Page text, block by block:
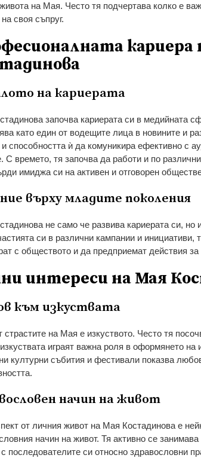
на Мая. Често тя подчертава колко е
своя съпруг.
кариера
на кариерата
започва кариерата си в медийната
като един от водещите лица в новините и
способността ѝ да комуникира ефективно с
С времето, тя започва да работи и по
имиджа си на активен и отговорен
върху младите поколения
не само че развива кариерата си, но
си в различни кампании и
с обществото и да предприемат действия
интереси на Мая
към изкуствата
страстите на Мая е изкуството. Често тя
играят важна роля в оформянето
културни събития и фестивали показва
начин на живот
от личния живот на Мая Костадинова е
начин на живот. Тя активно се
последователите си относно здравословни